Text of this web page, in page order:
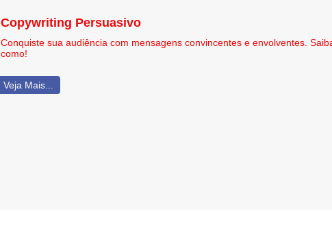
Copywriting Persuasivo
Conquiste sua audiência com mensagens convincentes e envolventes.
como!
Veja Mais...